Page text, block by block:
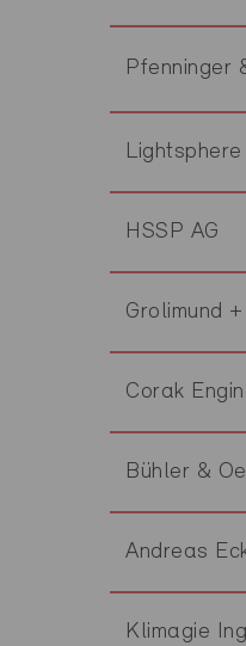
Pfenninger
Lightsphere
HSSP AG
Grolimund
Corak
Bühler &
Andreas
Klimagie